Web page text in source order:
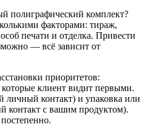
полиграфический комплект?
факторами: тираж,
печати и отделка. Привести
— всё зависит от
приоритетов:
которые клиент видит первыми.
контакт) и упаковка или
контакт с вашим продуктом).